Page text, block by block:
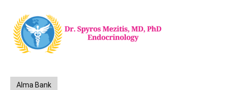
Alma Bank